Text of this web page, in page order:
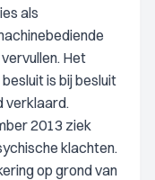
als
Het
is bij besluit
verklaard.
2013 ziek
klachten.
op grond van